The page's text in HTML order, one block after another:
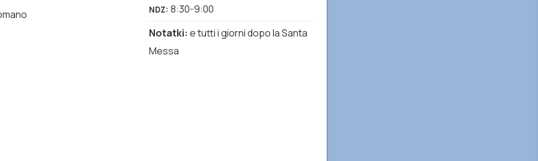
NDZ: 8:30-9:00
Notatki: e tutti i giorni dopo la Santa
Messa